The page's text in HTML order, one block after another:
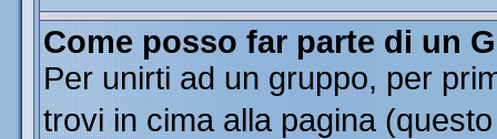
Come posso far parte di un
Per unirti ad un gruppo, per
trovi in cima alla pagina